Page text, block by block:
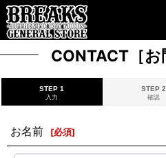
CONTACT［お
STEP 1
入力
STEP 2
確認
お名前 [必須]